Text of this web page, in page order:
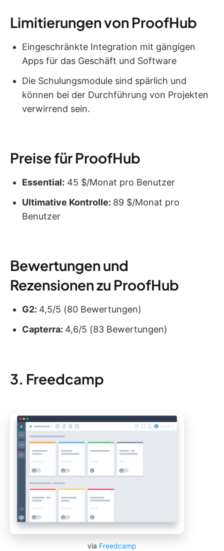
Limitierungen von ProofHub
Eingeschränkte Integration mit gängigen
Apps für das Geschäft und Software
Die Schulungsmodule sind spärlich und
können bei der Durchführung von Projekten
verwirrend sein.
Preise für ProofHub
Essential: 45 $/Monat pro Benutzer
Ultimative Kontrolle: 89 $/Monat pro
Benutzer
Bewertungen und
Rezensionen zu ProofHub
G2: 4,5/5 (80 Bewertungen)
Capterra: 4,6/5 (83 Bewertungen)
3. Freedcamp
via Freedcamp